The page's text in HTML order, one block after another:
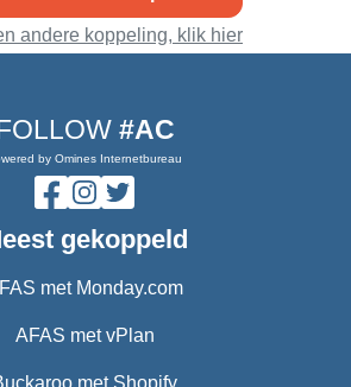
andere koppeling, klik hier
#AC
by Omines Internetbureau
gekoppeld
met Monday.com
AFAS met vPlan
met Shopify